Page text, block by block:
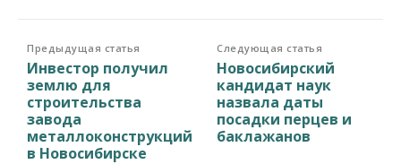
Предыдущая статья
Инвестор получил
землю для
строительства
завода
металлоконструкций
в Новосибирске
Следующая статья
Новосибирский
кандидат наук
назвала даты
посадки перцев и
баклажанов